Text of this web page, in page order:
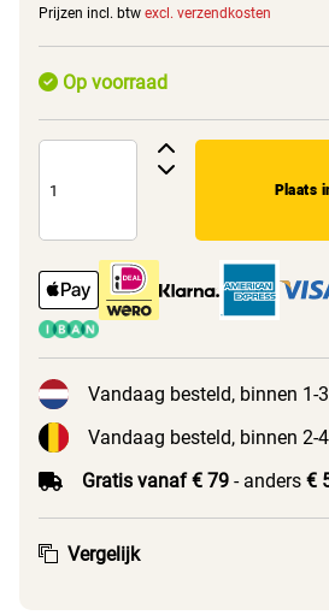
Prijzen incl. btw excl. verzendkosten
Op voorraad
Plaats
Vandaag besteld, binnen 1-
Vandaag besteld, binnen 2-
Gratis vanaf € 79 - anders €
Vergelijk